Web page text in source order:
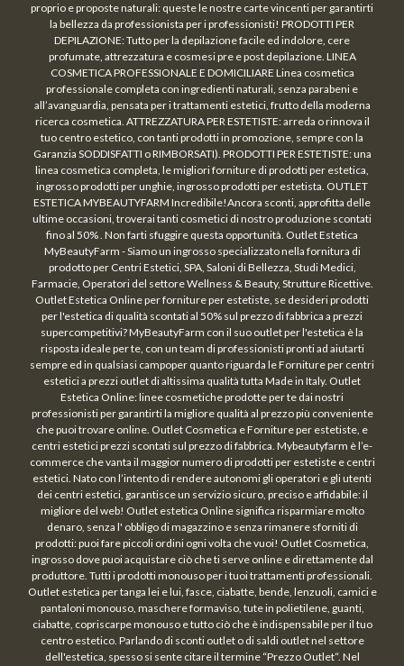
proprio e proposte naturali: queste le nostre carte vincenti per garantirti
la bellezza da professionista per i professionisti! PRODOTTI PER
DEPILAZIONE: Tutto per la depilazione facile ed indolore, cere
profumate, attrezzatura e cosmesi pre e post depilazione. LINEA
COSMETICA PROFESSIONALE E DOMICILIARE Linea cosmetica
professionale completa con ingredienti naturali, senza parabeni e
all’avanguardia, pensata per i trattamenti estetici, frutto della moderna
ricerca cosmetica. ATTREZZATURA PER ESTETISTE: arreda o rinnova il
tuo centro estetico, con tanti prodotti in promozione, sempre con la
Garanzia SODDISFATTI o RIMBORSATI). PRODOTTI PER ESTETISTE: una
linea cosmetica completa, le migliori forniture di prodotti per estetica,
ingrosso prodotti per unghie, ingrosso prodotti per estetista. OUTLET
ESTETICA MYBEAUTYFARM Incredibile!Ancora sconti, approfitta delle
ultime occasioni, troverai tanti cosmetici di nostro produzione scontati
fino al 50% . Non farti sfuggire questa opportunità. Outlet Estetica
MyBeautyFarm - Siamo un ingrosso specializzato nella fornitura di
prodotto per Centri Estetici, SPA, Saloni di Bellezza, Studi Medici,
Farmacie, Operatori del settore Wellness & Beauty, Strutture Ricettive.
Outlet Estetica Online per forniture per estetiste, se desideri prodotti
per l'estetica di qualità scontati al 50% sul prezzo di fabbrica a prezzi
supercompetitivi? MyBeautyFarm con il suo outlet per l'estetica è la
risposta ideale per te, con un team di professionisti pronti ad aiutarti
sempre ed in qualsiasi campoper quanto riguarda le Forniture per centri
estetici a prezzi outlet di altissima qualità tutta Made in Italy. Outlet
Estetica Online: linee cosmetiche prodotte per te dai nostri
professionisti per garantirti la migliore qualità al prezzo più conveniente
che puoi trovare online. Outlet Cosmetica e Forniture per estetiste, e
centri estetici prezzi scontati sul prezzo di fabbrica. Mybeautyfarm è l’e-
commerce che vanta il maggior numero di prodotti per estetiste e centri
estetici. Nato con l’intento di rendere autonomi gli operatori e gli utenti
dei centri estetici, garantisce un servizio sicuro, preciso e affidabile: il
migliore del web! Outlet estetica Online significa risparmiare molto
denaro, senza l' obbligo di magazzino e senza rimanere sforniti di
prodotti: puoi fare piccoli ordini ogni volta che vuoi! Outlet Cosmetica,
ingrosso dove puoi acquistare ciò che ti serve online e direttamente dal
produttore. Tutti i prodotti monouso per i tuoi trattamenti professionali.
Outlet estetica per tanga lei e lui, fasce, ciabatte, bende, lenzuoli, camici e
pantaloni monouso, maschere formaviso, tute in polietilene, guanti,
ciabatte, copriscarpe monouso e tutto ciò che è indispensabile per il tuo
centro estetico. Parlando di sconti outlet o di saldi outlet nel settore
dell'estetica, spesso si sente citare il termine “Prezzo Outlet“. Nel